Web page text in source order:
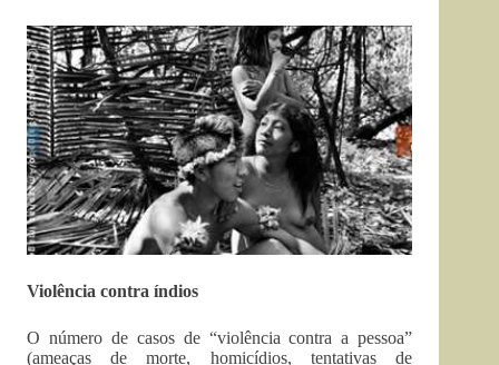
Violência contra índios
O número de casos de “violência contra a pessoa”
(ameaças de morte, homicídios, tentativas de